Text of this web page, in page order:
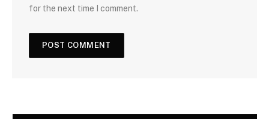
for the next time I comment.